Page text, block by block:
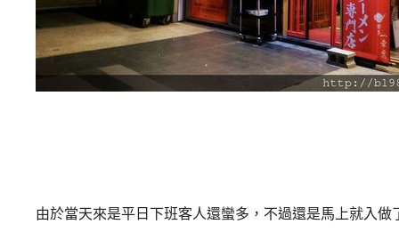
由於當天來是平日下班客人還蠻多，不過還是馬上就入做